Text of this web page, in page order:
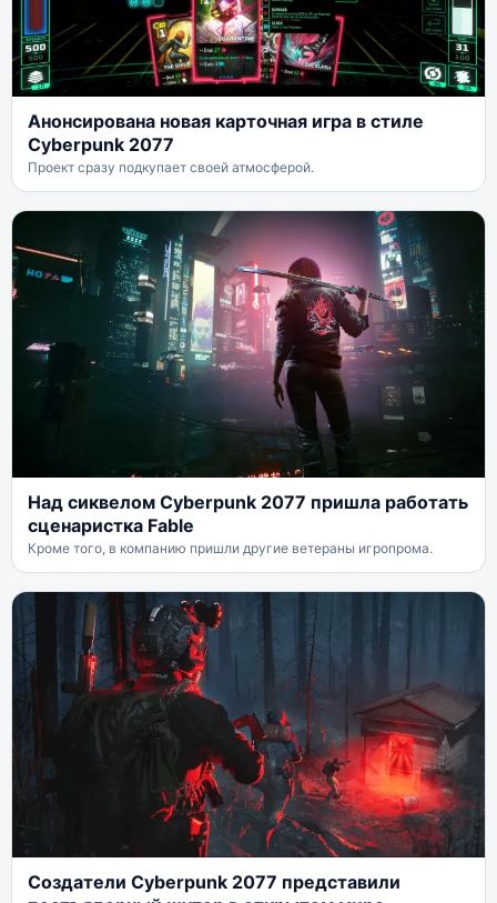
Анонсирована новая карточная игра в стиле
Cyberpunk 2077
Проект сразу подкупает своей атмосферой.
Над сиквелом Cyberpunk 2077 пришла работать
сценаристка Fable
Кроме того, в компанию пришли другие ветераны игропрома.
Создатели Cyberpunk 2077 представили